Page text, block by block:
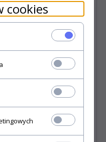
fotele rozm. L
cookies